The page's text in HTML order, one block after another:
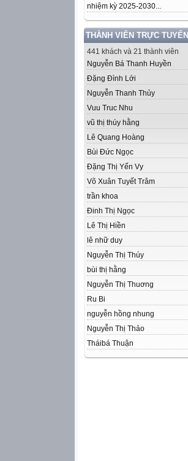
nhiệm kỳ 2025-2030...
THÀNH VIÊN TRỰC TUYẾN
441 khách và 21 thành viên
Nguyễn Bá Thanh Huyền
Đặng Đình Lới
Nguyễn Thanh Thủy
Vuu Truc Nhu
vũ thị thúy hằng
Lê Quang Hoàng
Bùi Đức Ngọc
Đặng Thị Yến Vy
Võ Xuân Tuyết Trâm
trần khoa
Đinh Thị Ngọc
Lê Thị Hiền
lê nhữ duy
Nguyễn Thị Thúy
bùi thị hằng
Nguyễn Thị Thuơng
Ru Bi
nguyễn hồng nhung
Nguyễn Thị Thảo
Tháibá Thuận